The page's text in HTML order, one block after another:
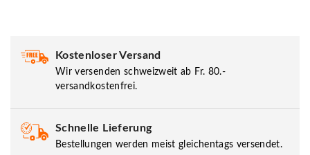
Kostenloser Versand
Wir versenden schweizweit ab Fr. 80.-
versandkostenfrei.
Schnelle Lieferung
Bestellungen werden meist gleichentags versendet.